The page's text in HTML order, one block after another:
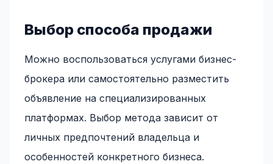
Выбор способа продажи
Можно воспользоваться услугами бизнес-
брокера или самостоятельно разместить
объявление на специализированных
платформах. Выбор метода зависит от
личных предпочтений владельца и
особенностей конкретного бизнеса.